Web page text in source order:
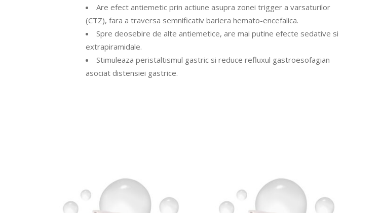
Are efect antiemetic prin actiune asupra zonei trigger a varsaturilor
(CTZ), fara a traversa semnificativ bariera hemato-encefalica.
Spre deosebire de alte antiemetice, are mai putine efecte sedative si
extrapiramidale.
Stimuleaza peristaltismul gastric si reduce refluxul gastroesofagian
asociat distensiei gastrice.